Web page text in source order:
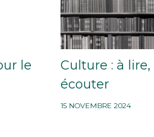
le
Culture : à lire,
écouter
15 NOVEMBRE 2024